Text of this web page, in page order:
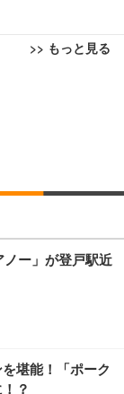
>> もっと見る
搭載 【R
Radeon 780M | 1
SSD |Oculi
| Win11 Pro | 8
適】GMKtec ミニ
Win11 Pro 小
8K3画面同時出
16TB拡張対応
PC
N97より高速】B
最大3.4GHz 1
8TB拡張M.2_N
ブルートゥ
接続瞬時 片耳/
/スポーツ/音楽
新モデル 耐久
ク 変換 MFi認
なし 48ビット/9
対応 ブラック
ニター対応 17~49
イアーム シン
重9kg VESA規格
ー」が登戸駅近
堪能！「ポーク
？